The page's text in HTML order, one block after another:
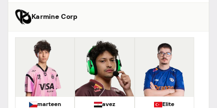
Karmine Corp
marteen avez Elite